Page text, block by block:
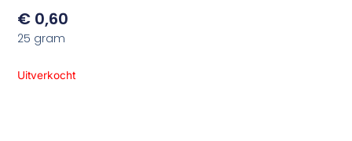
€ 0,60
25 gram
Uitverkocht